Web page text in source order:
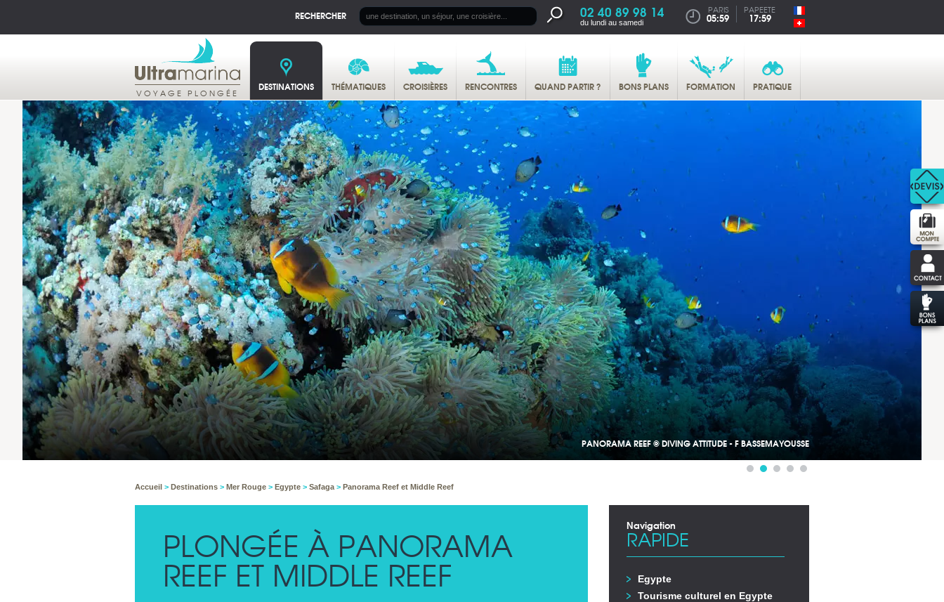
RECHERCHER 02 40 89 98 14
du lundi au samedi
PARIS
05:59
PAPEETE
17:59
VOYAGE PLONGÉE DESTINATIONS THÉMATIQUES CROISIÈRES RENCONTRES QUAND PARTIR ? BONS PLANS FORMATION PRATIQUE
PANORAMA REEF © DIVING ATTITUDE - F BASSEMAYOUSSE
Accueil > Destinations > Mer Rouge > Egypte > Safaga > Panorama Reef et Middle Reef
PLONGÉE À PANORAMA
REEF ET MIDDLE REEF
Navigation
RAPIDE
Egypte
Tourisme culturel en Egypte